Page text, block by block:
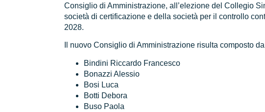
Consiglio di Amministrazione, all’elezione del Collegio
società di certificazione e della società per il controllo
2028.
Il nuovo Consiglio di Amministrazione risulta composto
Bindini Riccardo Francesco
Bonazzi Alessio
Bosi Luca
Botti Debora
Buso Paola